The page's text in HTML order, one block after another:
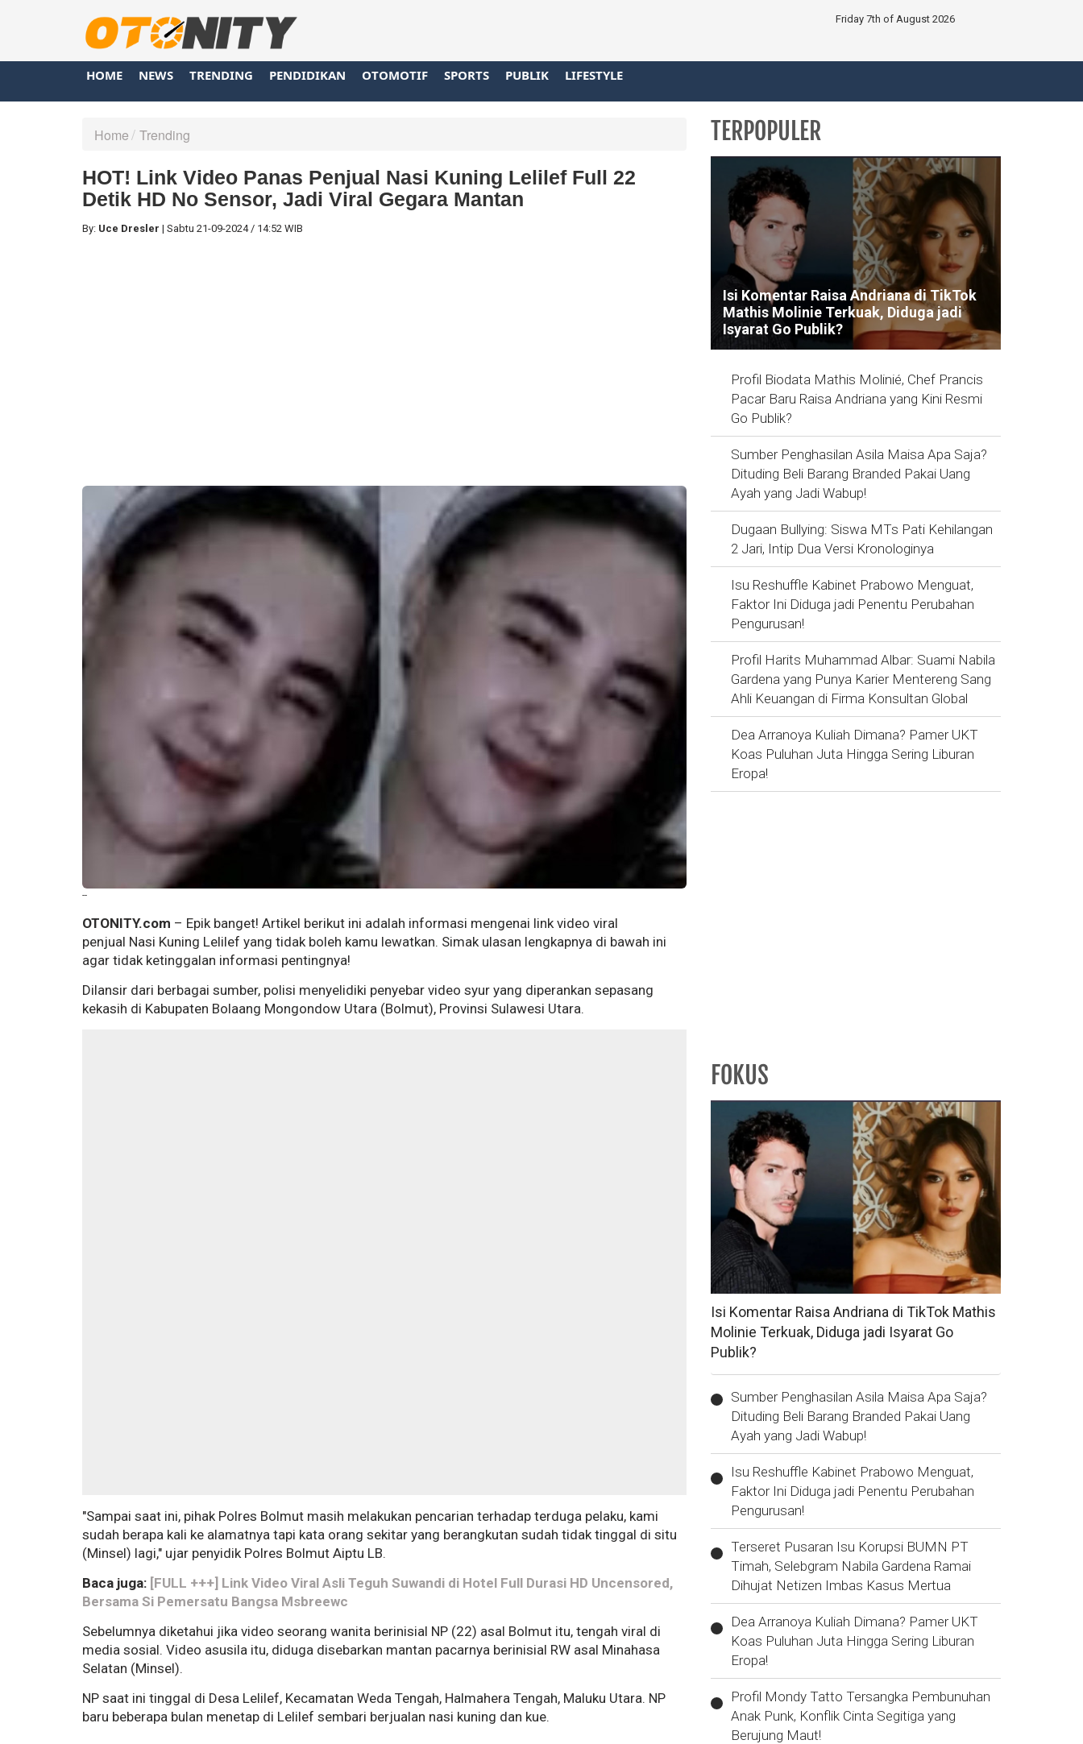
Friday 7th of August 2026
HOME NEWS TRENDING PENDIDIKAN OTOMOTIF SPORTS PUBLIK LIFESTYLE
Home Trending
HOT! Link Video Panas Penjual Nasi Kuning Lelilef Full 22
Detik HD No Sensor, Jadi Viral Gegara Mantan
By: Uce Dresler | Sabtu 21-09-2024 / 14:52 WIB
--
OTONITY.com – Epik banget! Artikel berikut ini adalah informasi mengenai link video viral
penjual Nasi Kuning Lelilef yang tidak boleh kamu lewatkan. Simak ulasan lengkapnya di bawah ini
agar tidak ketinggalan informasi pentingnya!
Dilansir dari berbagai sumber, polisi menyelidiki penyebar video syur yang diperankan sepasang
kekasih di Kabupaten Bolaang Mongondow Utara (Bolmut), Provinsi Sulawesi Utara.
"Sampai saat ini, pihak Polres Bolmut masih melakukan pencarian terhadap terduga pelaku, kami
sudah berapa kali ke alamatnya tapi kata orang sekitar yang berangkutan sudah tidak tinggal di situ
(Minsel) lagi," ujar penyidik Polres Bolmut Aiptu LB.
Baca juga: [FULL +++] Link Video Viral Asli Teguh Suwandi di Hotel Full Durasi HD Uncensored,
Bersama Si Pemersatu Bangsa Msbreewc
Sebelumnya diketahui jika video seorang wanita berinisial NP (22) asal Bolmut itu, tengah viral di
media sosial. Video asusila itu, diduga disebarkan mantan pacarnya berinisial RW asal Minahasa
Selatan (Minsel).
NP saat ini tinggal di Desa Lelilef, Kecamatan Weda Tengah, Halmahera Tengah, Maluku Utara. NP
baru beberapa bulan menetap di Lelilef sembari berjualan nasi kuning dan kue.
TERPOPULER
Isi Komentar Raisa Andriana di TikTok
Mathis Molinie Terkuak, Diduga jadi
Isyarat Go Publik?
Profil Biodata Mathis Molinié, Chef Prancis
Pacar Baru Raisa Andriana yang Kini Resmi
Go Publik?
Sumber Penghasilan Asila Maisa Apa Saja?
Dituding Beli Barang Branded Pakai Uang
Ayah yang Jadi Wabup!
Dugaan Bullying: Siswa MTs Pati Kehilangan
2 Jari, Intip Dua Versi Kronologinya
Isu Reshuffle Kabinet Prabowo Menguat,
Faktor Ini Diduga jadi Penentu Perubahan
Pengurusan!
Profil Harits Muhammad Albar: Suami Nabila
Gardena yang Punya Karier Mentereng Sang
Ahli Keuangan di Firma Konsultan Global
Dea Arranoya Kuliah Dimana? Pamer UKT
Koas Puluhan Juta Hingga Sering Liburan
Eropa!
FOKUS
Isi Komentar Raisa Andriana di TikTok Mathis
Molinie Terkuak, Diduga jadi Isyarat Go
Publik?
Sumber Penghasilan Asila Maisa Apa Saja?
Dituding Beli Barang Branded Pakai Uang
Ayah yang Jadi Wabup!
Isu Reshuffle Kabinet Prabowo Menguat,
Faktor Ini Diduga jadi Penentu Perubahan
Pengurusan!
Terseret Pusaran Isu Korupsi BUMN PT
Timah, Selebgram Nabila Gardena Ramai
Dihujat Netizen Imbas Kasus Mertua
Dea Arranoya Kuliah Dimana? Pamer UKT
Koas Puluhan Juta Hingga Sering Liburan
Eropa!
Profil Mondy Tatto Tersangka Pembunuhan
Anak Punk, Konflik Cinta Segitiga yang
Berujung Maut!